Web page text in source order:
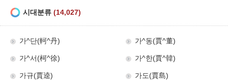
시대분류 (14,027)
가^단(軻^丹) 가^동(賈^董)
가^서(柯^徐) 가^한(賈^韓)
가규(賈逵) 가도(賈島)